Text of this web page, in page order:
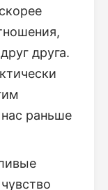
друга.
раньше